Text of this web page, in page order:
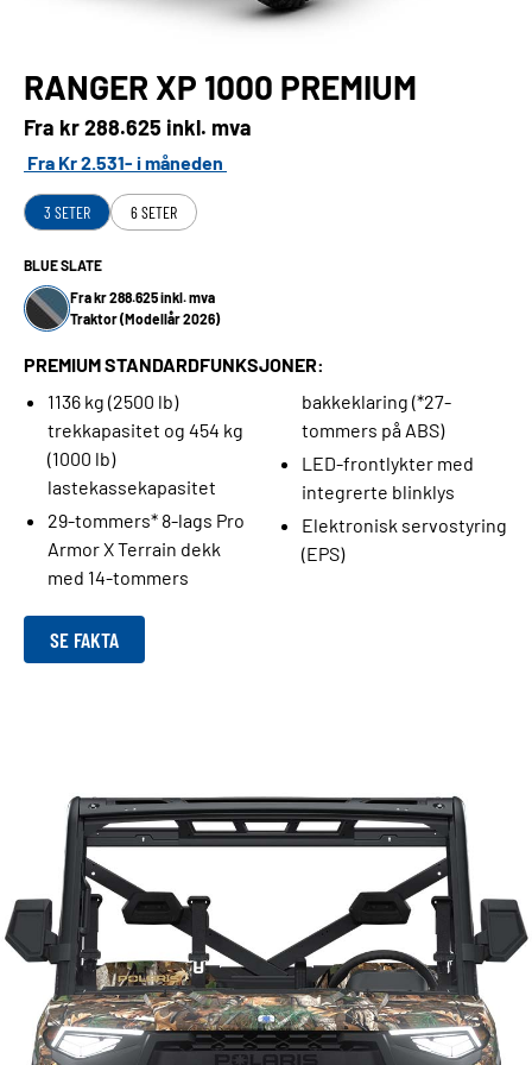
RANGER XP 1000 PREMIUM
Fra kr288.625 inkl. mva
Fra Kr 2.531- i måneden
3 SETER 6 SETER
BLUE SLATE
Fra kr 288.625 inkl. mva
Traktor (Modellår 2026)
PREMIUM STANDARDFUNKSJONER:
1136 kg (2500 lb)
trekkapasitet og 454 kg
(1000 lb)
lastekassekapasitet
29-tommers* 8-lags Pro
Armor X Terrain dekk
med 14-tommers
bakkeklaring (*27-
tommers på ABS)
LED-frontlykter med
integrerte blinklys
Elektronisk servostyring
(EPS)
SE FAKTA